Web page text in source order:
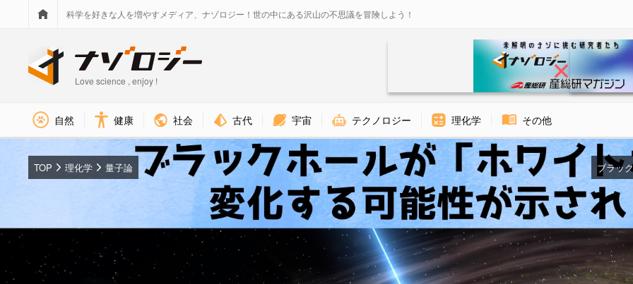
科学を好きな人を増やすメディア、ナゾロジー！世の中にある沢山の不思議を冒険しよう！
Love science , enjoy !
自然 健康 社会 古代 宇宙 テクノロジー 理化学 その他
ブラッ
TOP 理化学 量子論